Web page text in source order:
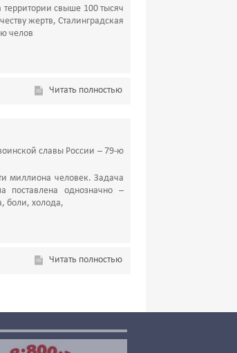
свыше 100 тысяч
жертв, Сталинградская
челов
Читать полностью
славы России – 79-ю
миллиона человек. Задача
поставлена однозначно –
боли, холода,
Читать полностью